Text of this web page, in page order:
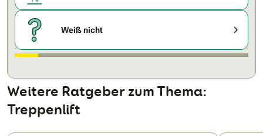
Weiß nicht
Weitere Ratgeber zum Thema:
Treppenlift